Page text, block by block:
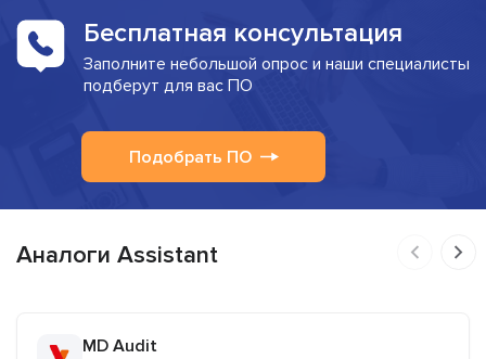
Бесплатная консультация
Заполните небольшой опрос и наши специалисты
подберут для вас ПО
Подобрать ПО
Аналоги Assistant
MD Audit